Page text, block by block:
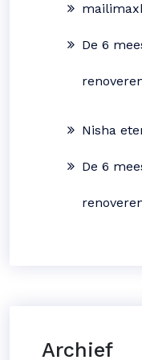
De 6
Nisha
De 6
Archief